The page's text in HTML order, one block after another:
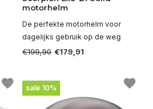
motorhelm
De perfekte motorhelm voor
dagelijks gebruik op de weg
€199,90 €179,91
sale 10%